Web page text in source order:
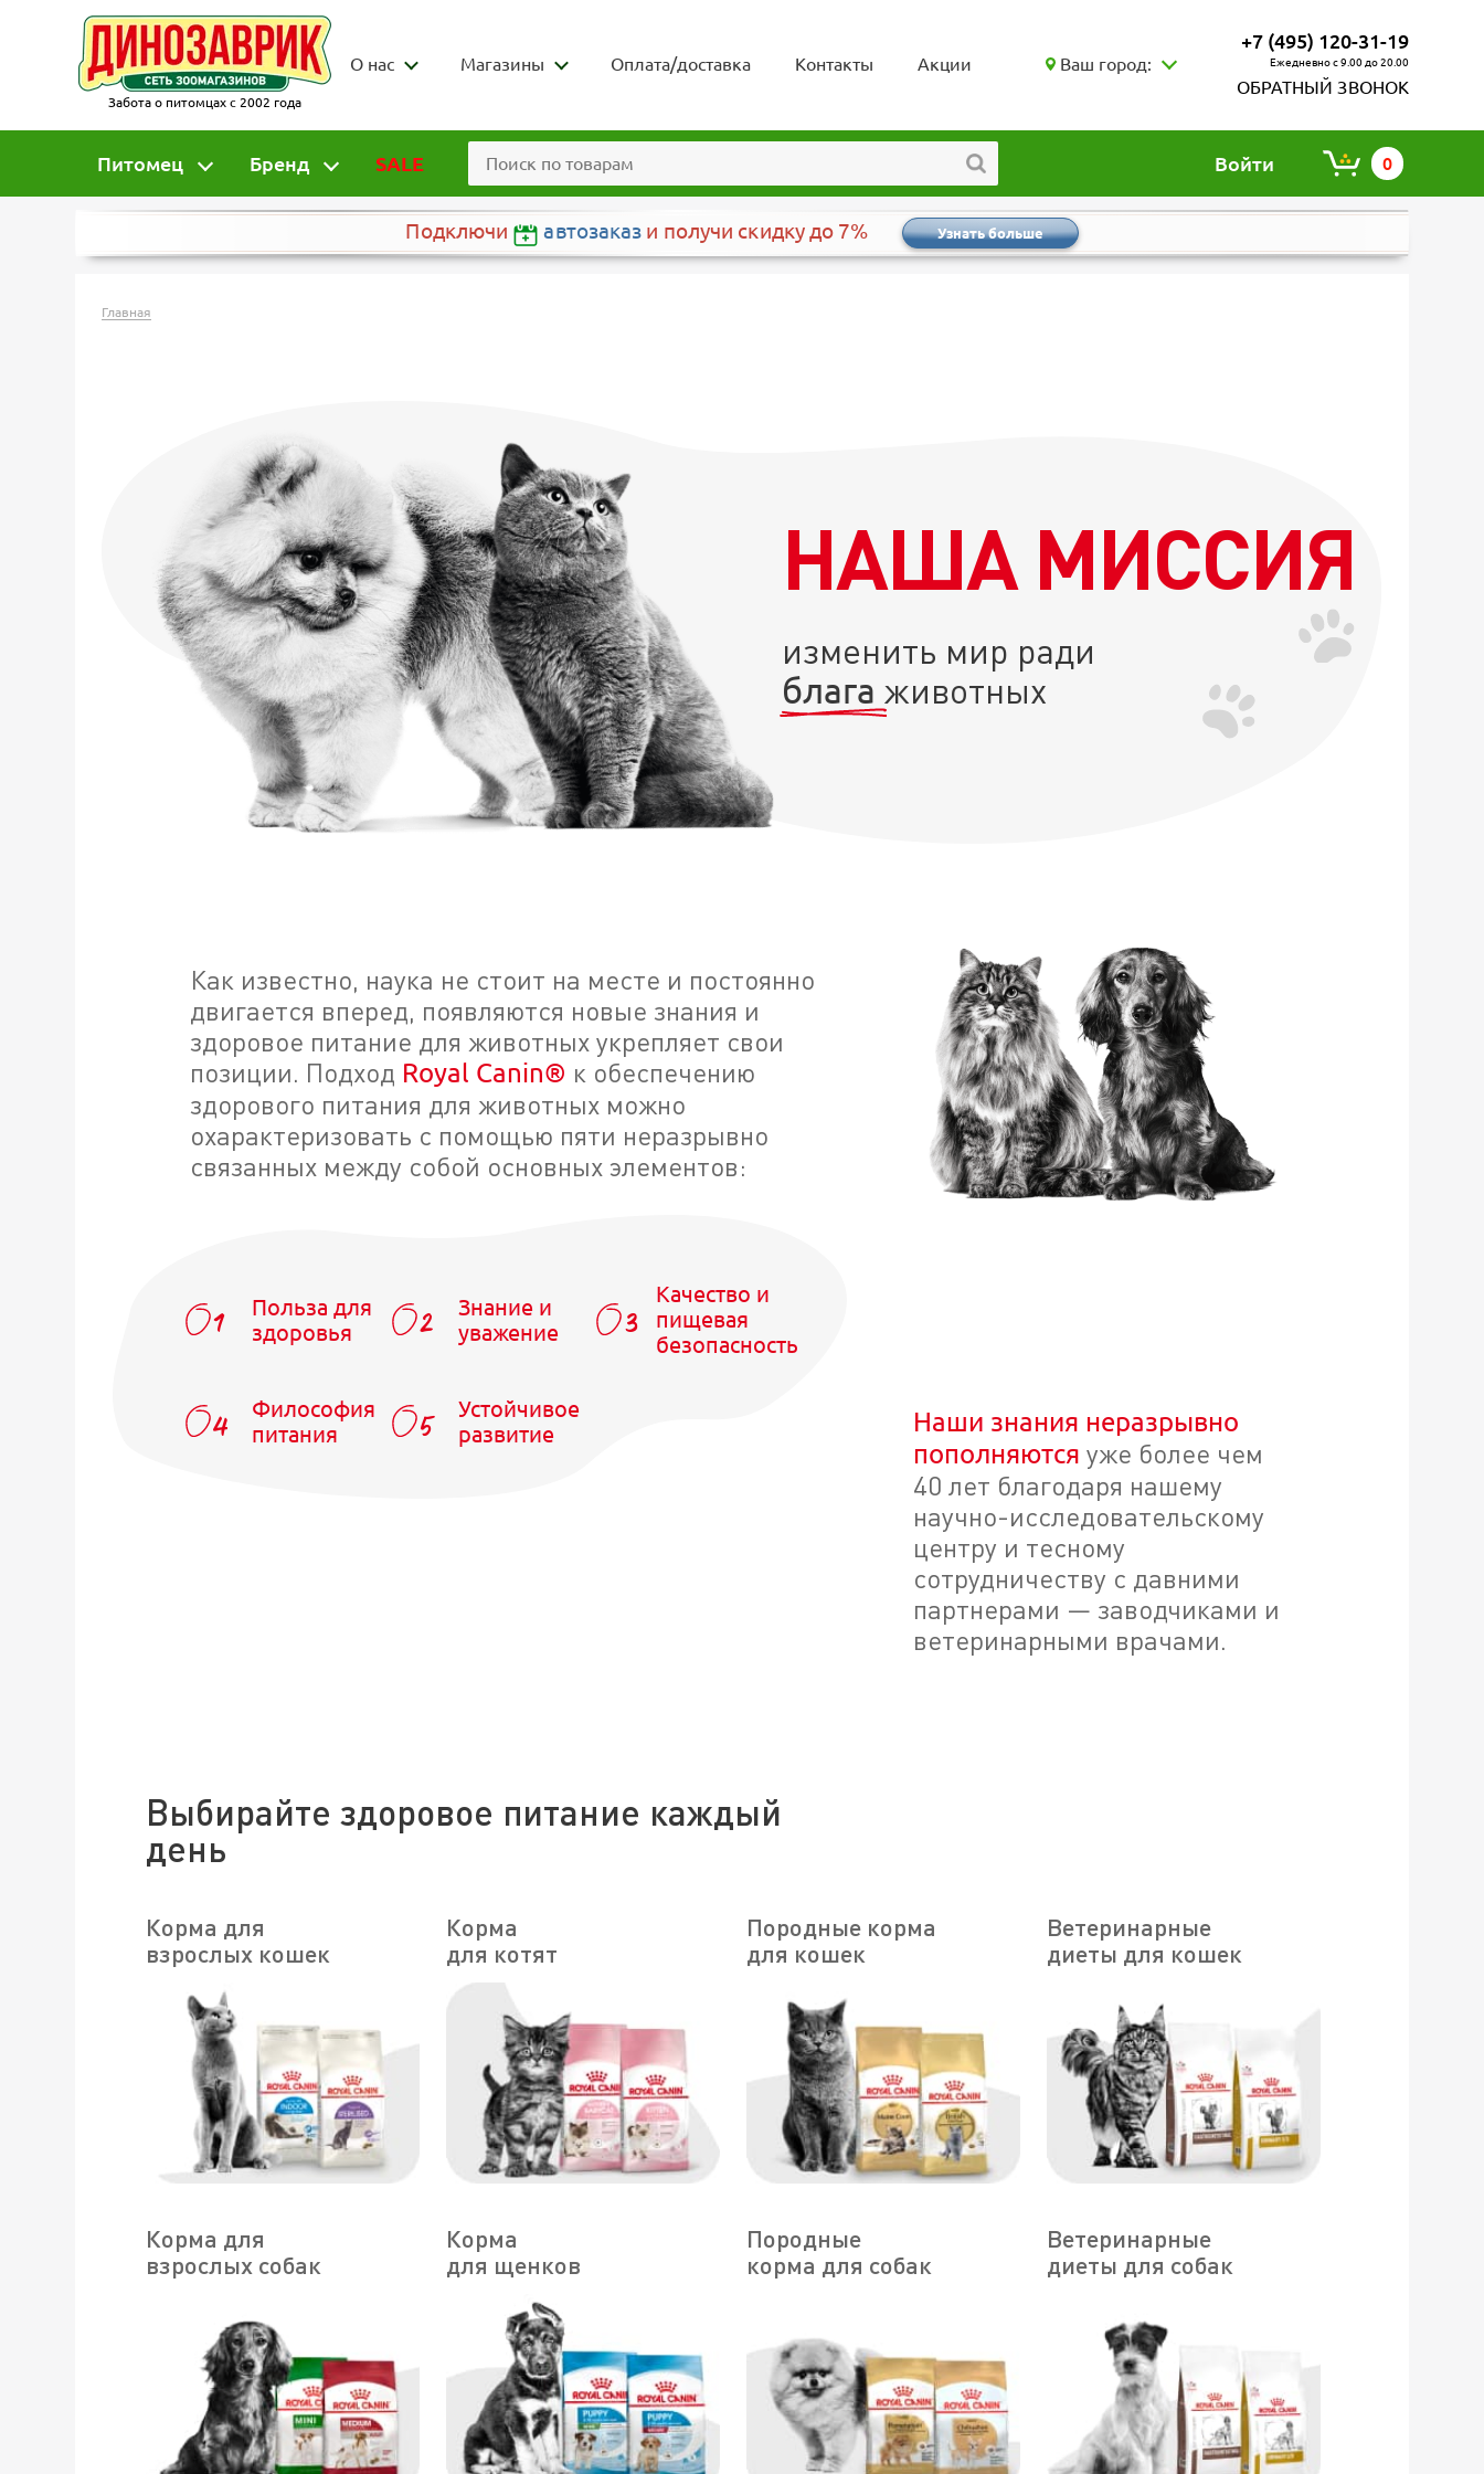
Забота о питомцах с 2002 года
О нас Магазины Оплата/доставка Контакты Акции Ваш город:
+7 (495) 120-31-19
Ежедневно с 9.00 до 20.00
ОБРАТНЫЙ ЗВОНОК
Питомец Бренд SALE Войти 0
Подключи автозаказ и получи скидку до 7% Узнать больше
Главная
НАША МИССИЯ
изменить мир ради
блага животных
Как известно, наука не стоит на месте и постоянно
двигается вперед, появляются новые знания и
здоровое питание для животных укрепляет свои
позиции. Подход Royal Canin® к обеспечению
здорового питания для животных можно
охарактеризовать с помощью пяти неразрывно
связанных между собой основных элементов:
Польза для
здоровья
Знание и
уважение
Качество и
пищевая
безопасность
Философия
питания
Устойчивое
развитие
Наши знания неразрывно
пополняются уже более чем
40 лет благодаря нашему
научно-исследовательскому
центру и тесному
сотрудничеству с давними
партнерами — заводчиками и
ветеринарными врачами.
Выбирайте здоровое питание каждый
день
Корма для
взрослых кошек
Корма
для котят
Породные корма
для кошек
Ветеринарные
диеты для кошек
Корма для
взрослых собак
Корма
для щенков
Породные
корма для собак
Ветеринарные
диеты для собак